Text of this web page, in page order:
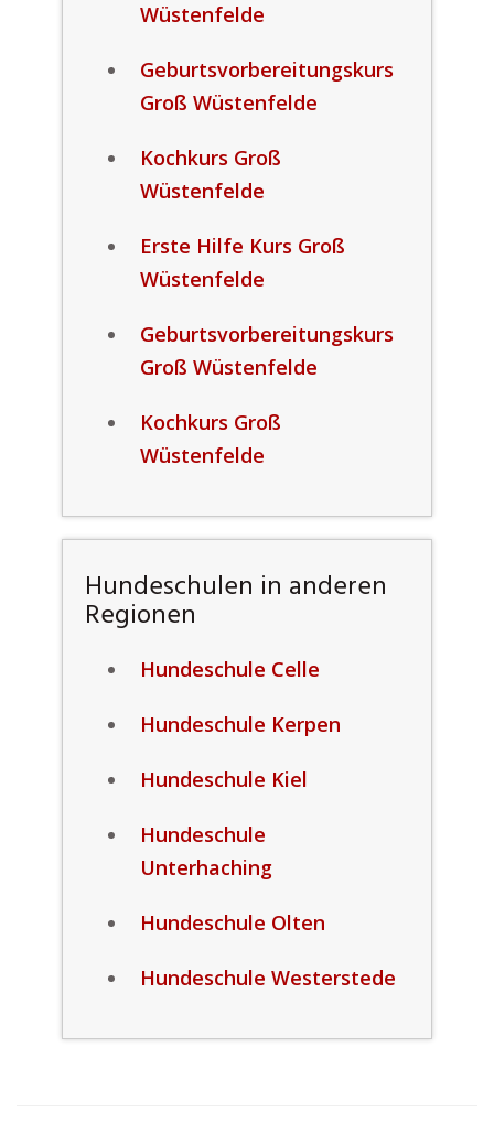
Wüstenfelde
Geburtsvorbereitungskurs
Groß Wüstenfelde
Kochkurs Groß
Wüstenfelde
Erste Hilfe Kurs Groß
Wüstenfelde
Geburtsvorbereitungskurs
Groß Wüstenfelde
Kochkurs Groß
Wüstenfelde
Hundeschulen in anderen
Regionen
Hundeschule Celle
Hundeschule Kerpen
Hundeschule Kiel
Hundeschule
Unterhaching
Hundeschule Olten
Hundeschule Westerstede